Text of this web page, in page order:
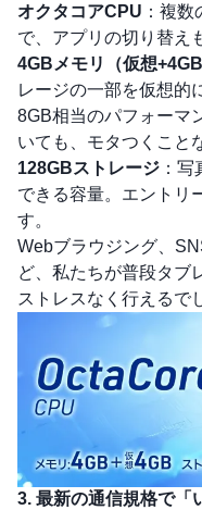
オクタコアCPU ：複
で、アプリの切り替え
4GBメモリ（仮想+4GB
レージの一部を仮想的
8GB相当のパフォーマ
いても、モタつくこと
128GBストレージ ：
できる容量。エントリ
す。
Webブラウジング、
ど、私たちが普段タブ
ストレスなく行えるで
3. 最新の通信規格で「